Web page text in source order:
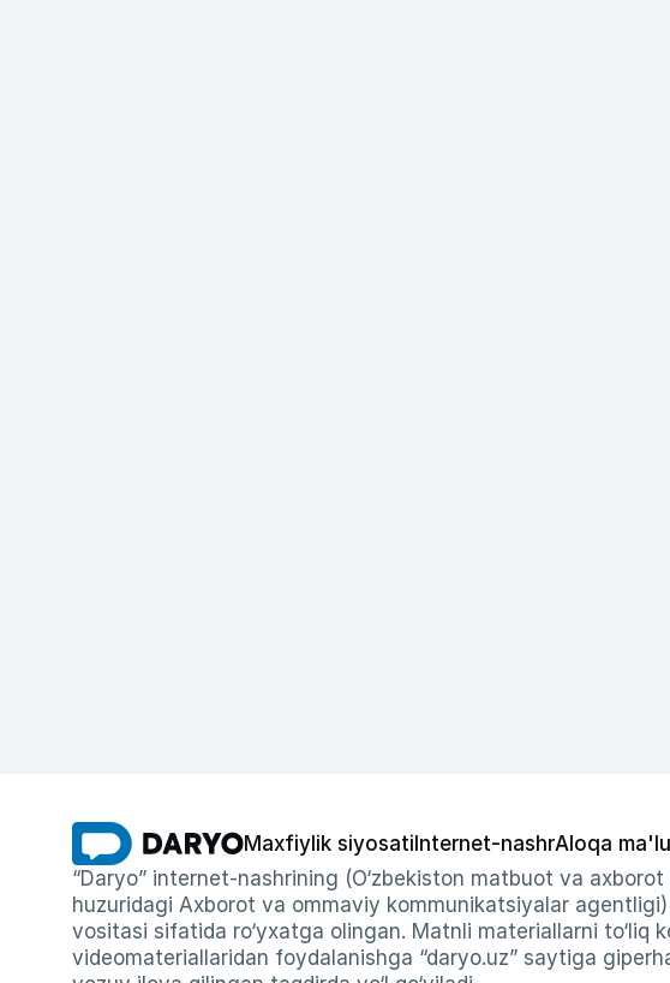
Maxfiylik siyosati Internet-nashrAloqa
“Daryo” internet-nashrining (O‘zbekiston matbuot va
huzuridagi Axborot va ommaviy kommunikatsiyalar
vositasi sifatida ro‘yxatga olingan. Matnli materiallarni
videomateriallaridan foydalanishga “daryo.uz” saytiga